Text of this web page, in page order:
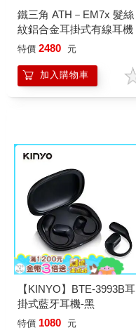
鐵三角 ATH－EM7x 髮絲
紋鋁合金耳掛式有線耳機
特價 2480 元
加入購物車
【KINYO】BTE-3993B耳
掛式藍牙耳機-黑
特價 1080 元